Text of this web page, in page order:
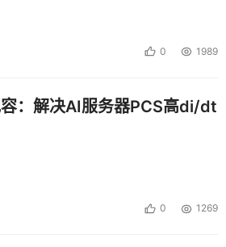
0 1989
：解决AI服务器PCS高di/dt
0 1269